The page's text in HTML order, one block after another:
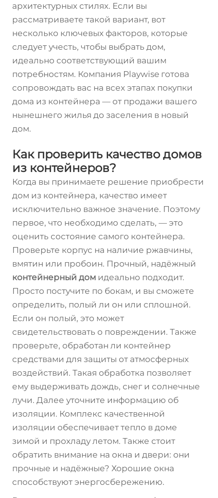
архитектурных стилях. Если вы
рассматриваете такой вариант, вот
несколько ключевых факторов, которые
следует учесть, чтобы выбрать дом,
идеально соответствующий вашим
потребностям. Компания Playwise готова
сопровождать вас на всех этапах покупки
дома из контейнера — от продажи вашего
нынешнего жилья до заселения в новый
дом.
Как проверить качество домов
из контейнеров?
Когда вы принимаете решение приобрести
дом из контейнера, качество имеет
исключительно важное значение. Поэтому
первое, что необходимо сделать, — это
оценить состояние самого контейнера.
Проверьте корпус на наличие ржавчины,
вмятин или пробоин. Прочный, надёжный
контейнерный дом идеально подходит.
Просто постучите по бокам, и вы сможете
определить, полый ли он или сплошной.
Если он полый, это может
свидетельствовать о повреждении. Также
проверьте, обработан ли контейнер
средствами для защиты от атмосферных
воздействий. Такая обработка позволяет
ему выдерживать дождь, снег и солнечные
лучи. Далее уточните информацию об
изоляции. Комплекс качественной
изоляции обеспечивает тепло в доме
зимой и прохладу летом. Также стоит
обратить внимание на окна и двери: они
прочные и надёжные? Хорошие окна
способствуют энергосбережению.